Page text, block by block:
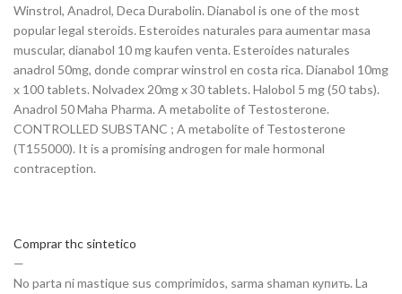
Winstrol, Anadrol, Deca Durabolin. Dianabol is one of the most
popular legal steroids. Esteroides naturales para aumentar masa
muscular, dianabol 10 mg kaufen venta. Esteroides naturales
anadrol 50mg, donde comprar winstrol en costa rica. Dianabol 10mg
x 100 tablets. Nolvadex 20mg x 30 tablets. Halobol 5 mg (50 tabs).
Anadrol 50 Maha Pharma. A metabolite of Testosterone.
CONTROLLED SUBSTANC ; A metabolite of Testosterone
(T155000). It is a promising androgen for male hormonal
contraception.
Comprar thc sintetico
—
No parta ni mastique sus comprimidos, sarma shaman купить. La